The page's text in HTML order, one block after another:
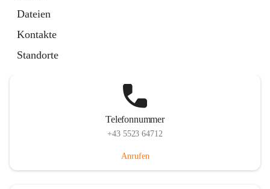
Dateien
Kontakte
Standorte
Telefonnummer
+43 5523 64712
Anrufen